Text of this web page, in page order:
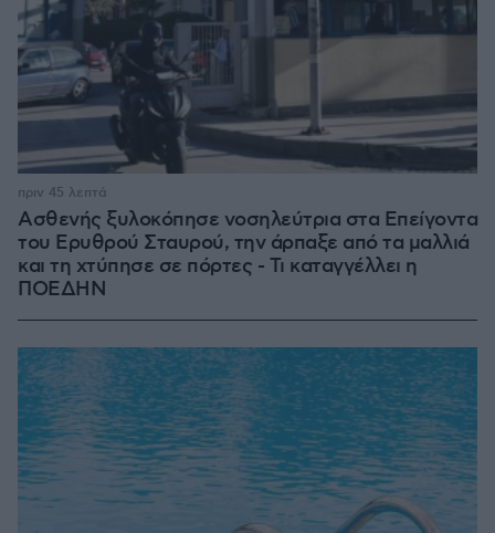
Ασθενής ξυλοκόπησε νοσηλεύτρια στα Επείγοντα
του Ερυθρού Σταυρού, την άρπαξε από τα μαλλιά
και τη χτύπησε σε πόρτες - Τι καταγγέλλει η
ΠΟΕΔΗΝ
πριν 45 λεπτά